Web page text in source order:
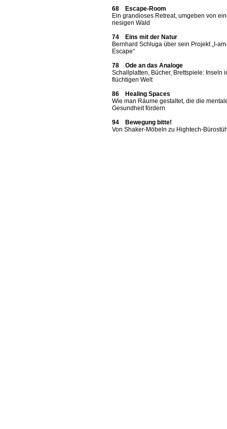
68 Escape-Room
Ein grandioses Retreat, umgeben von
riesigen Wald
74 Eins mit der Natur
Bernhard Schluga über sein Projekt „I-
Escape“
78 Ode an das Analoge
Schallplatten, Bücher, Brettspiele: Inseln
flüchtigen Welt
86 Healing Spaces
Wie man Räume gestaltet, die die
Gesundheit fördern
94 Bewegung bitte!
Von Shaker-Möbeln zu Hightech-